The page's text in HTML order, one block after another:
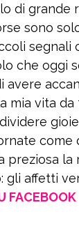
di grande
sono
segnali
che oggi
avere
mia vita da
come
preziosa la
affetti
FACEBOOK